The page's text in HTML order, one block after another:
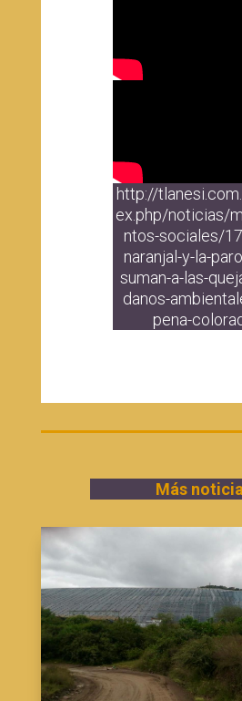
http://
ex.php/noticias/
ntos-sociales/
naranjal-y-la-
suman-a-las-
danos-
pena-
Más